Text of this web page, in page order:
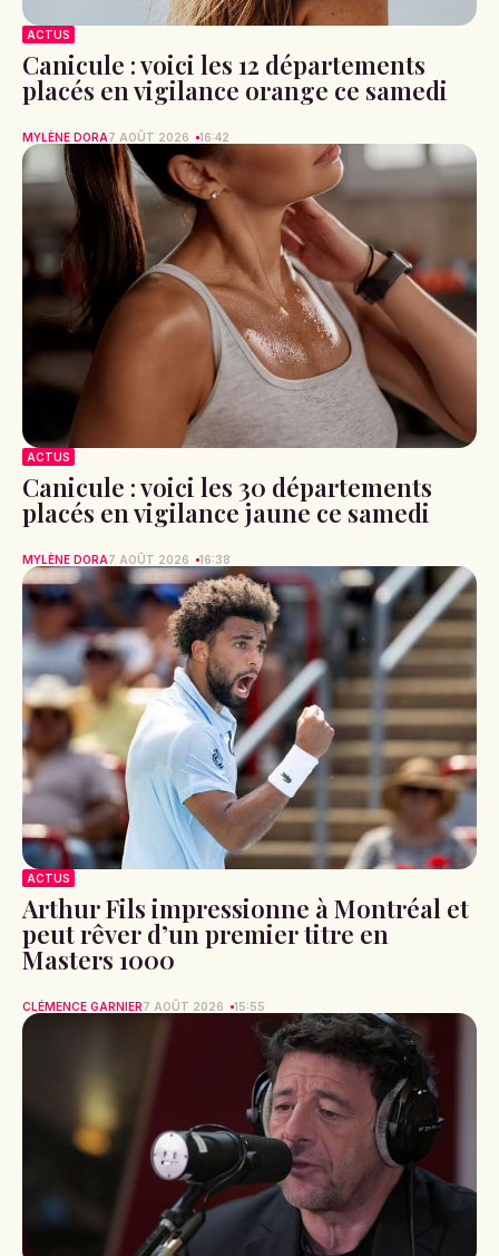
ACTUS
Canicule : voici les 12 départements
placés en vigilance orange ce samedi
MYLÈNE DORA7 AOÛT 2026 16:42
ACTUS
Canicule : voici les 30 départements
placés en vigilance jaune ce samedi
MYLÈNE DORA7 AOÛT 2026 16:38
ACTUS
Arthur Fils impressionne à Montréal et
peut rêver d’un premier titre en
Masters 1000
CLÉMENCE GARNIER7 AOÛT 2026 15:55